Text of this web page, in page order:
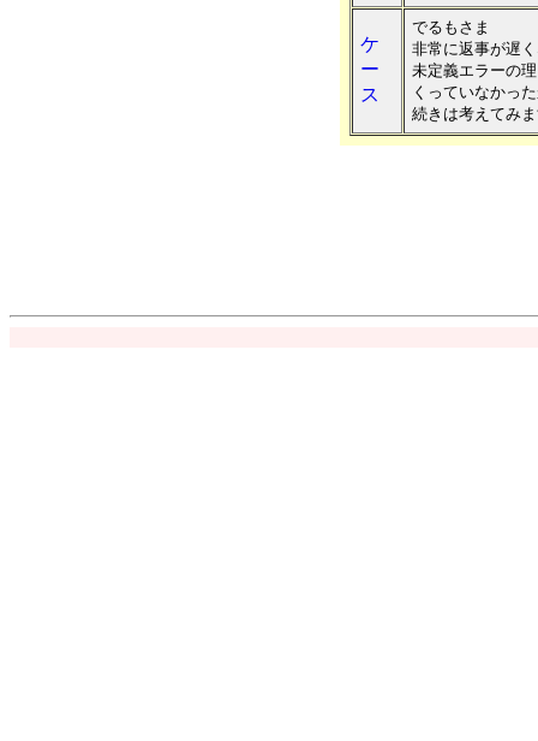
ケ
ー
ス
でるもさま
非常に返事が遅
未定義エラーの
くっていなかっ
続きは考えてみ